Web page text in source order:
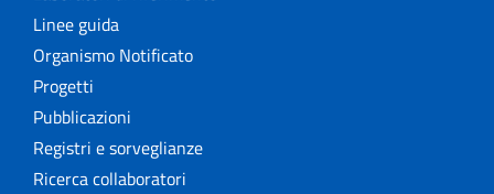
Linee guida
Organismo Notificato
Progetti
Pubblicazioni
Registri e sorveglianze
Ricerca collaboratori